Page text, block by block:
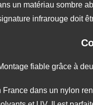
un matériau sombre
infrarouge doit
fiable grâce à
France dans un nylon